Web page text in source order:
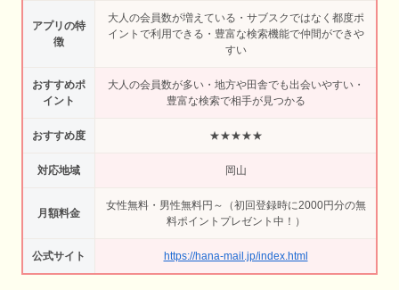
アプリの特
徴
大人の会員数が増えている・サブスクではなく都度ポ
イントで利用できる・豊富な検索機能で仲間ができや
すい
おすすめポ
イント
大人の会員数が多い・地方や田舎でも出会いやすい・
豊富な検索で相手が見つかる
おすすめ度 ★★★★★
対応地域 岡山
月額料金
女性無料・男性無料円～（初回登録時に2000円分の無
料ポイントプレゼント中！）
公式サイト https://hana-mail.jp/index.html